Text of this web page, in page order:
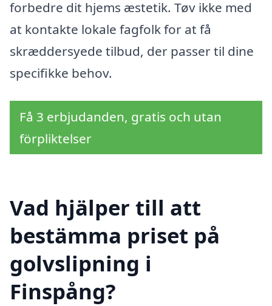
forbedre dit hjems æstetik. Tøv ikke med
at kontakte lokale fagfolk for at få
skræddersyede tilbud, der passer til dine
specifikke behov.
Få 3 erbjudanden, gratis och utan
förpliktelser
Vad hjälper till att
bestämma priset på
golvslipning i
Finspång?